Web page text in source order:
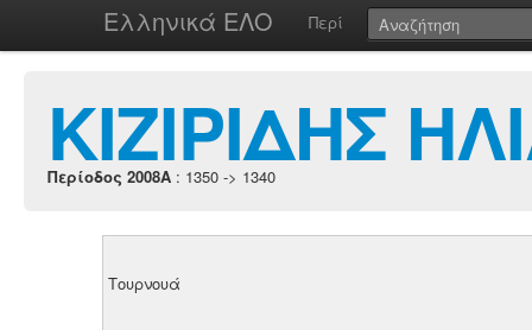
Ελληνικά ΕΛΟ Περί
ΚΙΖΙΡΙΔΗΣ
Περίοδος 2008A : 1350 -> 1340
Τουρνουά